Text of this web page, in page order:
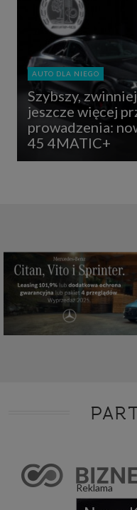
Reklama
AUTO DLA NIEGO
Szybszy,
jeszcze więcej
prowadzenia:
45 4MATIC+